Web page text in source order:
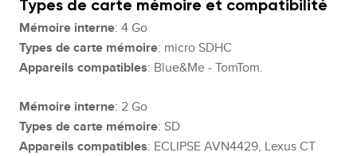
Types de carte mémoire et compatibilité
Mémoire interne: 4 Go
Types de carte mémoire: micro SDHC
Appareils compatibles: Blue&Me - TomTom.
Mémoire interne: 2 Go
Types de carte mémoire: SD
Appareils compatibles: ECLIPSE AVN4429, Lexus CT